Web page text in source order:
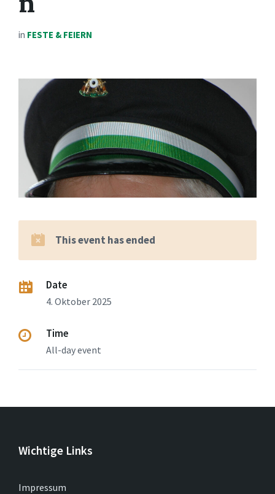
in FESTE & FEIERN
This event has ended
Date
4. Oktober 2025
Time
All-day event
Wichtige Links
Impressum